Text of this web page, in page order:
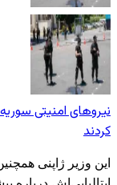
نیروهای امنیتی
کردند
این وزیر ژاپنی